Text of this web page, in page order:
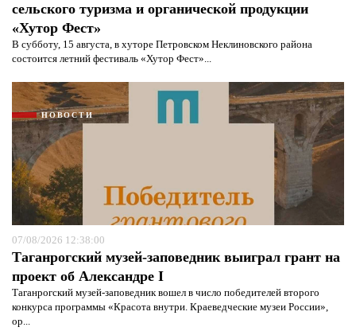
сельского туризма и органической продукции
«Хутор Фест»
В субботу, 15 августа, в хуторе Петровском Неклиновского района
состоится летний фестиваль «Хутор Фест»...
НОВОСТИ
07/08/2026 12:38:00
Таганрогский музей-заповедник выиграл грант на
проект об Александре I
Таганрогский музей-заповедник вошел в число победителей второго
конкурса программы «Красота внутри. Краеведческие музеи России»,
ор...